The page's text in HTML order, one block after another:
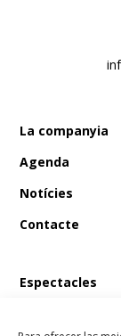
La companyia
Agenda
Notícies
Contacte
Espectacles